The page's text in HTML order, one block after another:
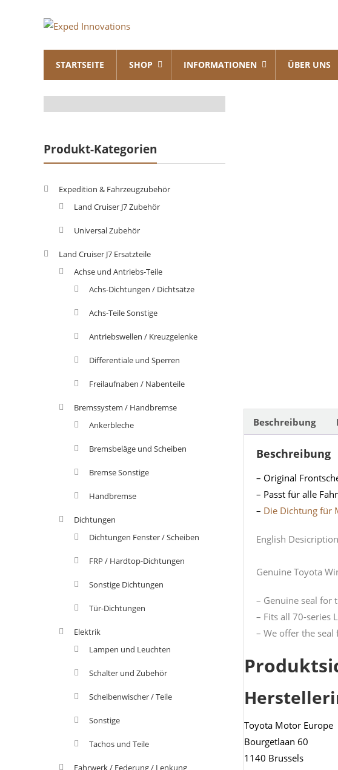
Exped
Innovations
Solutions
for
your
Overland
STARTSEITE SHOP INFORMATIONEN ÜBER UNS
Beschreibung
Beschreibung
– Original
– Passt für alle
– Die Dichtung für
English Desicription
Genuine Toyota
– Genuine seal for
– Fits all 70-series
– We offer the
Toyota Motor Europe
Bourgetlaan 60
1140 Brussels
Produkt-Kategorien
Expedition & Fahrzeugzubehör
Land Cruiser J7 Zubehör
Universal Zubehör
Land Cruiser J7 Ersatzteile
Achse und Antriebs-Teile
Achs-Dichtungen / Dichtsätze
Achs-Teile Sonstige
Antriebswellen / Kreuzgelenke
Differentiale und Sperren
Freilaufnaben / Nabenteile
Bremssystem / Handbremse
Ankerbleche
Bremsbeläge und Scheiben
Bremse Sonstige
Handbremse
Dichtungen
Dichtungen Fenster / Scheiben
FRP / Hardtop-Dichtungen
Sonstige Dichtungen
Tür-Dichtungen
Elektrik
Lampen und Leuchten
Schalter und Zubehör
Scheibenwischer / Teile
Sonstige
Tachos und Teile
Fahrwerk / Federung / Lenkung